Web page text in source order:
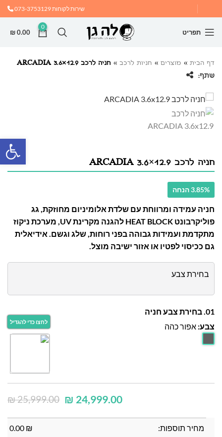
שירות לקוחות073-3753129
תפריט
0
₪0.00
דף הבית » מוצרים » חניות לרכב » חניה לרכב ARCADIA 3.6×12.9
שתף:
חניה לרכב ARCADIA 3.6×12.9
3.85% הנחה
חניה עמידה ומרווחת עם שלדת אלומיניום מחוזקת, גג
פוליקרבונט HEAT BLOCK להגנה מקרינת UV, מערכת ניקוז
מתקדמת ועמידות גבוהה בפני רוחות, שלג וגשם. אידיאלית
גם ככיסוי לפטיו או אזור ישיבה מוצל.
בחירת צבע
01. בחירת צבע חניה
צבע: אפור כהה
₪25,999.00 ₪ 24,999.00
מחיר תוספות: ₪
0.00